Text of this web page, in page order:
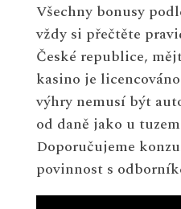
Všechny bonusy
vždy si přečtěte
České republice,
kasino je
výhry nemusí být
od daně jako u
Doporučujeme
povinnost s